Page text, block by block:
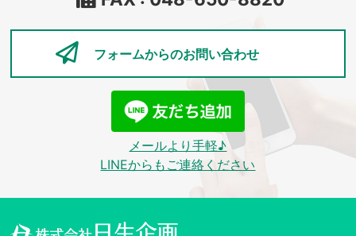
フォームからのお問い合わせ
メールより手軽♪
LINEからもご連絡ください